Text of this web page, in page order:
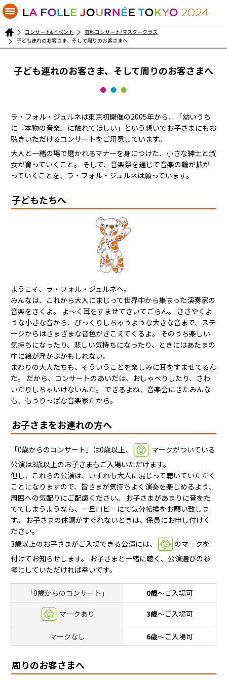
コンサート&イベント
有料コンサート/マスタークラス
子ども連れのお客さま、そして周りのお客さまへ
子ども連れのお客さま、そして周りのお客さまへ
ラ・フォル・ジュルネは東京初開催の2005年から、「幼いうち
に『本物の音楽』に触れてほしい」という想いでお子さまにもお
聴きいただけるコンサートをご用意しています。
大人と一緒の場で磨かれるマナーを身につけた、小さな紳士と淑
女が育っていくこと。 そして、音楽祭を通じて音楽の輪が拡が
っていくことを、ラ・フォル・ジュルネは願っています。
子どもたちへ
ようこそ、ラ・フォル・ジュルネへ。
みんなは、これから大人にまじって世界中から集まった演奏家の
音楽をきくよ。 よ〜く耳をすませてきいてごらん。 ささやくよ
うな小さな音から、びっくりしちゃうような大きな音まで、ステ
ージからはさまざまな音色がきこえてくるよ。 そのうち楽しい
気持ちになったり、悲しい気持ちになったり、ときにはあたまの
中に絵が浮かぶかもしれない。
まわりの大人たちも、そういうことを楽しみに耳をすませてるん
だ。 だから、コンサートのあいだは、おしゃべりしたり、さわ
いだりしちゃいけないんだ。 できるよね、音楽会にきたみんな
も、もうりっぱな音楽家だから。
お子さまをお連れの方へ
「0歳からのコンサート」は0歳以上、
マークがついている
公演は3歳以上のお子さまもご入場いただけます。
但し、これらの公演は、いずれも大人に混じって聴いていただく
ことになりますので、皆さまが気持ちよく演奏を楽しめるよう、
周囲への気配りにご配慮ください。 お子さまがあまりに音をた
ててしまうようなら、一旦ロビーにて気分転換をお願い致しま
す。 お子さまの体調がすぐれないときは、係員にお申し付けく
ださい。
3歳以上のお子さまがご入場できる公演には、
のマークを
付けてお知らせします。 お子さまと一緒に聴く、公演選びの参
考にしていただければ幸いです。
「0歳からのコンサート」 0歳〜ご入場可
マークあり 3歳〜ご入場可
マークなし 6歳〜ご入場可
周りのお客さまへ